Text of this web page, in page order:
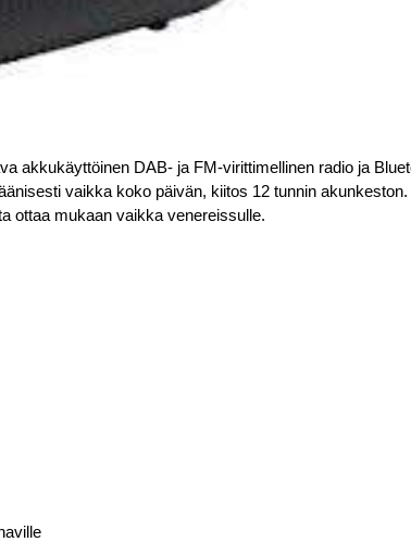
akkukäyttöinen DAB- ja FM-virittimellinen radio ja
vaikka koko päivän, kiitos 12 tunnin
ottaa mukaan vaikka venereissulle.